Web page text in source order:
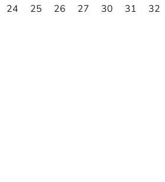
24 25 26 27 30 31 32